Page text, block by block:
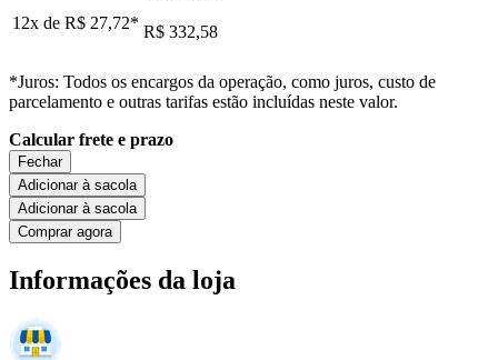
12x de R$ 27,72* R$ 332,58
*Juros: Todos os encargos da operação, como juros, custo de
parcelamento e outras tarifas estão incluídas neste valor.
Calcular frete e prazo
Fechar
Adicionar à sacola
Adicionar à sacola
Comprar agora
Informações da loja